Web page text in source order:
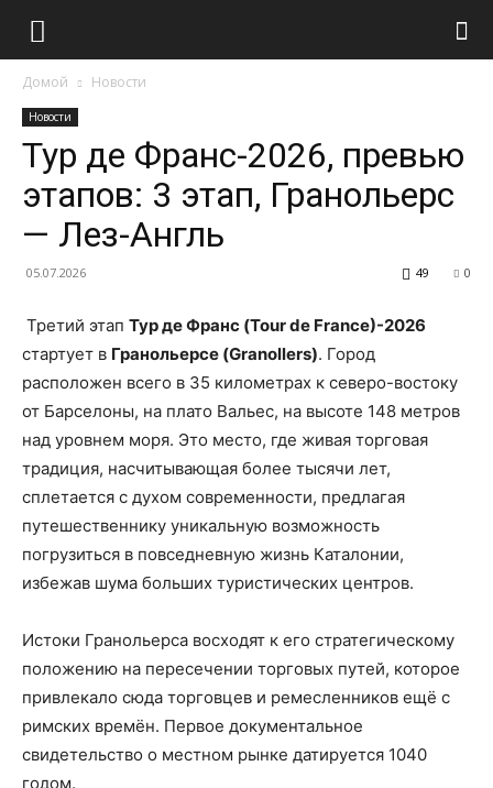
Домой Новости
Новости
Тур де Франс-2026, превью
этапов: 3 этап, Гранольерс
— Лез-Англь
05.07.2026 0
49
Третий этап Тур де Франс (Tour de France)-2026
стартует в Гранольерсе (Granollers). Город
расположен всего в 35 километрах к северо-востоку
от Барселоны, на плато Вальес, на высоте 148 метров
над уровнем моря. Это место, где живая торговая
традиция, насчитывающая более тысячи лет,
сплетается с духом современности, предлагая
путешественнику уникальную возможность
погрузиться в повседневную жизнь Каталонии,
избежав шума больших туристических центров.
Истоки Гранольерса восходят к его стратегическому
положению на пересечении торговых путей, которое
привлекало сюда торговцев и ремесленников ещё с
римских времён. Первое документальное
свидетельство о местном рынке датируется 1040
годом.